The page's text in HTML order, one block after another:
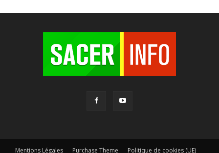
Mentions Légales Purchase Theme Politique de cookies (UE)